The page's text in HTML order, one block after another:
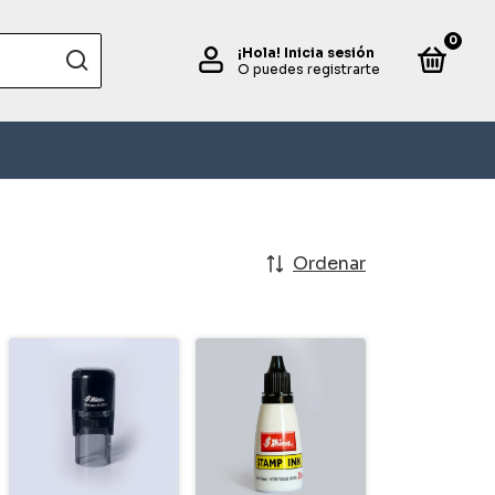
¡Hola! Inicia sesión
O puedes registrarte
0
Ordenar